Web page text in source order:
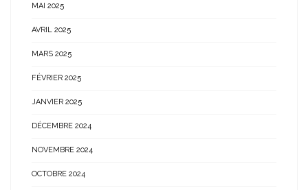
MAI 2025
AVRIL 2025
MARS 2025
FÉVRIER 2025
JANVIER 2025
DÉCEMBRE 2024
NOVEMBRE 2024
OCTOBRE 2024